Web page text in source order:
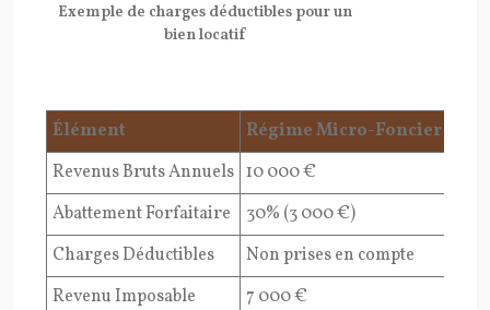
Exemple de charges déductibles pour un
bien locatif
Élément Régime Micro-Foncier
Revenus Bruts Annuels 10 000 €
Abattement Forfaitaire
30% (3 000 €)
Charges Déductibles
Non prises en compte
Revenu Imposable
7 000 €